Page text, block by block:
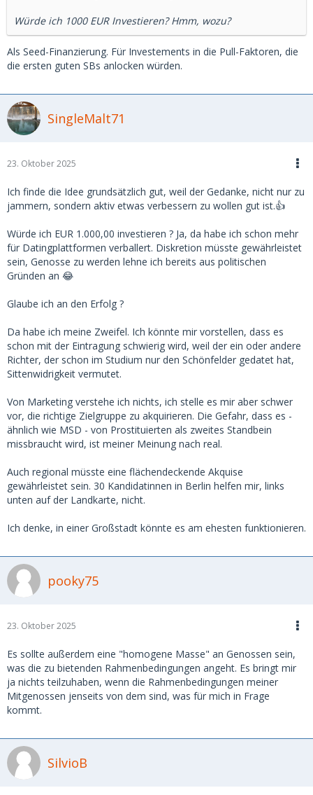
Würde ich 1000 EUR Investieren? Hmm, wozu?
Als Seed-Finanzierung. Für Investements in die Pull-Faktoren, die
die ersten guten SBs anlocken würden.
SingleMalt71
23. Oktober 2025
Ich finde die Idee grundsätzlich gut, weil der Gedanke, nicht nur zu
jammern, sondern aktiv etwas verbessern zu wollen gut ist.👍
Würde ich EUR 1.000,00 investieren ? Ja, da habe ich schon mehr
für Datingplattformen verballert. Diskretion müsste gewährleistet
sein, Genosse zu werden lehne ich bereits aus politischen
Gründen an 😂
Glaube ich an den Erfolg ?
Da habe ich meine Zweifel. Ich könnte mir vorstellen, dass es
schon mit der Eintragung schwierig wird, weil der ein oder andere
Richter, der schon im Studium nur den Schönfelder gedatet hat,
Sittenwidrigkeit vermutet.
Von Marketing verstehe ich nichts, ich stelle es mir aber schwer
vor, die richtige Zielgruppe zu akquirieren. Die Gefahr, dass es -
ähnlich wie MSD - von Prostituierten als zweites Standbein
missbraucht wird, ist meiner Meinung nach real.
Auch regional müsste eine flächendeckende Akquise
gewährleistet sein. 30 Kandidatinnen in Berlin helfen mir, links
unten auf der Landkarte, nicht.
Ich denke, in einer Großstadt könnte es am ehesten funktionieren.
pooky75
23. Oktober 2025
Es sollte außerdem eine "homogene Masse" an Genossen sein,
was die zu bietenden Rahmenbedingungen angeht. Es bringt mir
ja nichts teilzuhaben, wenn die Rahmenbedingungen meiner
Mitgenossen jenseits von dem sind, was für mich in Frage
kommt.
SilvioB